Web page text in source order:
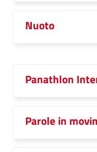
Nuoto
Panathlon
Parole in